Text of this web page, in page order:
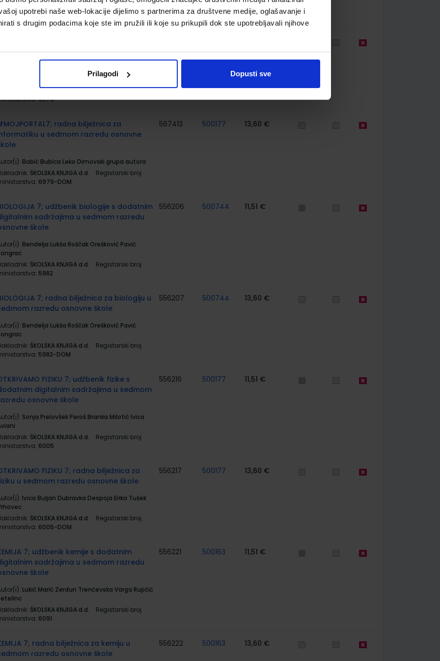
upotrebi naše web-lokacije dijelimo s partnerima za društvene medije, oglašavanje i
s drugim podacima koje ste im pružili ili koje su prikupili dok ste upotrebljavali njihove
Prilagodi Dopusti sve
PROFIL KLETT d.o.o.
Registarski broj
7142;7143
digitalnim sadržajima u sedmom
osnovne škole
Babić Bubica Leko Dimovski grupa autora
ŠKOLSKA KNJIGA d.d.
Registarski broj
6979
radna bilježnica za
u sedmom razredu osnovne
Babić Bubica Leko Dimovski grupa autora
ŠKOLSKA KNJIGA d.d.
Registarski broj
6979-DOM
567413 500177 13,60 €
7; udžbenik biologije s dodatnim
sadržajima u sedmom razredu
škole
Bendelja Lukša Roščak Orešković Pavić
ŠKOLSKA KNJIGA d.d.
Registarski broj
5982
556206 500744 11,51 €
7; radna bilježnica za biologiju u
razredu osnovne škole
Bendelja Lukša Roščak Orešković Pavić
ŠKOLSKA KNJIGA d.d.
Registarski broj
5982-DOM
556207 500744 13,60 €
FIZIKU 7; udžbenik fizike s
digitalnim sadržajima u sedmom
osnovne škole
Sonja Prelovšek Peroš Branka Milotić Ivica
ŠKOLSKA KNJIGA d.d.
Registarski broj
6005
556216 500177 11,51 €
FIZIKU 7; radna bilježnica za
u sedmom razredu osnovne škole
Ivica Buljan Dubravka Despoja Erika Tušek
ŠKOLSKA KNJIGA d.d.
Registarski broj
6005-DOM
556217 500177 13,60 €
7; udžbenik kemije s dodatnim
sadržajima u sedmom razredu
škole
Lukić Marić Zerdun Trenčevska Varga Rupčić
ŠKOLSKA KNJIGA d.d.
Registarski broj
6091
556221 500163 11,51 €
7; radna bilježnica za kemiju u
razredu osnovne škole
556222 500163 13,60 €